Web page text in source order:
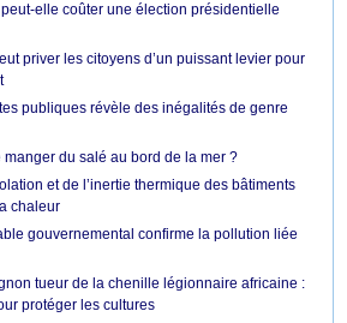
elle coûter une élection présidentielle
priver les citoyens d’un puissant levier pour
publiques révèle des inégalités de genre
du salé au bord de la mer ?
et de l’inertie thermique des bâtiments
chaleur
gouvernemental confirme la pollution liée
tueur de la chenille légionnaire africaine :
protéger les cultures